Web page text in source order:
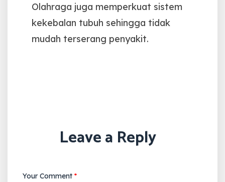
Olahraga juga memperkuat sistem
kekebalan tubuh sehingga tidak
mudah terserang penyakit.
Leave a Reply
Your Comment *